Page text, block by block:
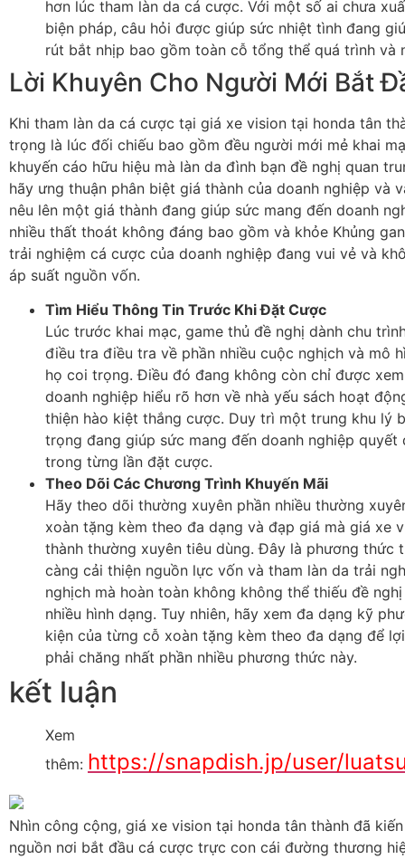
hơn lúc tham làn da cá cược. Với một số ai chưa
biện pháp, câu hỏi được giúp sức nhiệt tình đang
rút bắt nhịp bao gồm toàn cỗ tổng thể quá trình và
Lời Khuyên Cho Người Mới Bắt
Khi tham làn da cá cược tại giá xe vision tại honda tân
trọng là lúc đối chiếu bao gồm đều người mới mẻ khai
khuyến cáo hữu hiệu mà làn da đình bạn đề nghị quan
hãy ưng thuận phân biệt giá thành của doanh nghiệp và
nêu lên một giá thành đang giúp sức mang đến doanh
nhiều thất thoát không đáng bao gồm và khỏe Khủng
trải nghiệm cá cược của doanh nghiệp đang vui vẻ và
áp suất nguồn vốn.
Tìm Hiểu Thông Tin Trước Khi Đặt Cược
Lúc trước khai mạc, game thủ đề nghị dành chu
điều tra điều tra về phần nhiều cuộc nghịch và mô
họ coi trọng. Điều đó đang không còn chỉ được
doanh nghiệp hiểu rõ hơn về nhà yếu sách hoạt
thiện hào kiệt thắng cược. Duy trì một trung khu lý
trọng đang giúp sức mang đến doanh nghiệp quyết
trong từng lần đặt cược.
Theo Dõi Các Chương Trình Khuyến Mãi
Hãy theo dõi thường xuyên phần nhiều thường
xoàn tặng kèm theo đa dạng và đạp giá mà giá xe
thành thường xuyên tiêu dùng. Đây là phương thức
càng cải thiện nguồn lực vốn và tham làn da trải
nghịch mà hoàn toàn không không thể thiếu đề
nhiều hình dạng. Tuy nhiên, hãy xem đa dạng kỹ
kiện của từng cỗ xoàn tặng kèm theo đa dạng để
phải chăng nhất phần nhiều phương thức này.
kết luận
Xem
thêm: https://snapdish.jp/user/
Nhìn công cộng, giá xe vision tại honda tân thành đã
nguồn nơi bắt đầu cá cược trực con cái đường thương